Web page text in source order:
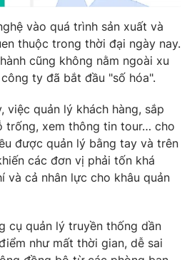
lai
Podcast
Infographic
vào quá trình sản xuất và
thuộc trong thời đại ngày nay.
cũng không nằm ngoài xu
ty đã bắt đầu "số hóa".
việc quản lý khách hàng, sắp
trống, xem thông tin tour… cho
được quản lý bằng tay và trên
các đơn vị phải tốn khá
và cả nhân lực cho khâu quản
cụ quản lý truyền thống dần
như mất thời gian, dễ sai